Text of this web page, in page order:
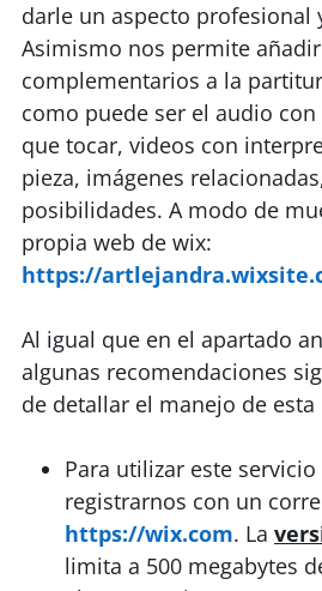
darle un aspecto profesional
Asimismo nos permite
complementarios a la
como puede ser el audio
que tocar, videos con
pieza, imágenes
posibilidades. A modo de
propia web de wix:
https://
Al igual que en el apartado
algunas recomendaciones
de detallar el manejo de
Para utilizar este
registrarnos con un
https://wix.com. La
limita a 500 megabytes